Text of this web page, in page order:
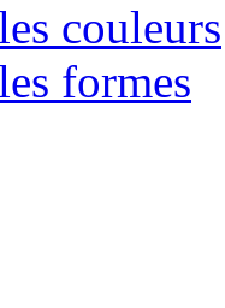
couleurs
formes